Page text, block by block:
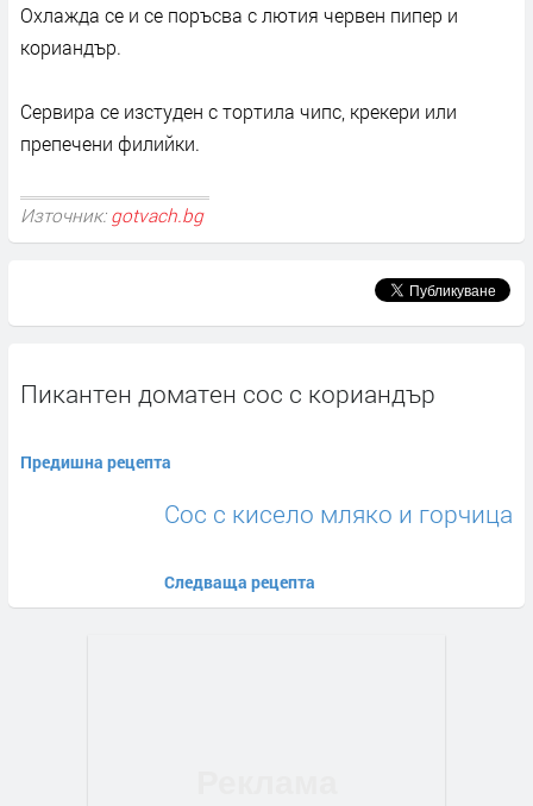
Охлажда се и се поръсва с лютия червен пипер и
кориандър.
Сервира се изстуден с тортила чипс, крекери или
препечени филийки.
Източник: gotvach.bg
Пикантен доматен сос с кориандър
Предишна рецепта
Сос с кисело мляко и горчица
Следваща рецепта